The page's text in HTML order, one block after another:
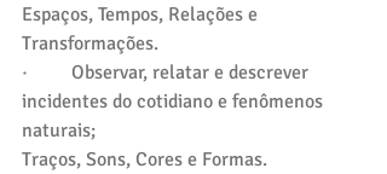
Espaços, Tempos, Relações e
Transformações.
·         Observar, relatar e descrever
incidentes do cotidiano e fenômenos
naturais;
Traços, Sons, Cores e Formas.